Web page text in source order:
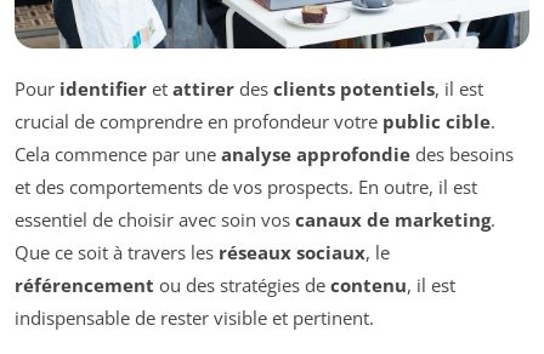
Pour identifier et attirer des clients potentiels, il est
crucial de comprendre en profondeur votre public cible.
Cela commence par une analyse approfondie des besoins
et des comportements de vos prospects. En outre, il est
essentiel de choisir avec soin vos canaux de marketing.
Que ce soit à travers les réseaux sociaux, le
référencement ou des stratégies de contenu, il est
indispensable de rester visible et pertinent.